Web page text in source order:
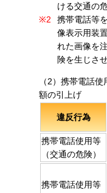
ける交通の
※2
携帯電話等
像表示用装
れた画像を
険を生じさ
（2）携帯電話
額の引上げ
違反行為
携帯電話使用等
（交通の危険）
携帯電話使用等